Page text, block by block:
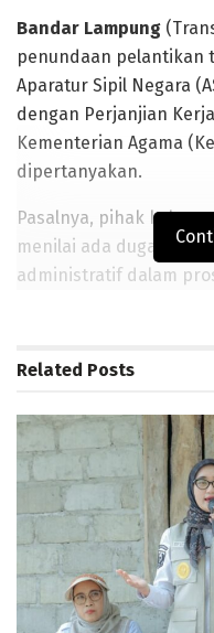
Bandar Lampung
penundaan pelantikan
Aparatur Sipil Negara
dengan Perjanjian
Kementerian Agama
dipertanyakan.
Pasalnya, pihak
menilai ada dugaan
administratif dalam
Dikatakan Kuasa
persetujuan penetapan
oleh Badan
kini, pelantikan SDC
Waktu tidak kunjung
resmi penangguhan
BACA JUGA
Related Posts